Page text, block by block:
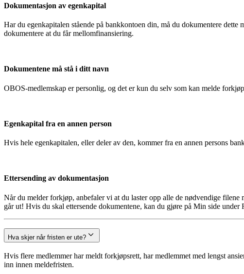
Dokumentasjon av egenkapital
Har du egenkapitalen stående på bankkontoen din, må du dokumentere
dokumentere at du får mellomfinansiering.
Dokumentene må stå i ditt navn
OBOS-medlemskap er personlig, og det er kun du selv som kan melde
Egenkapital fra en annen person
Hvis hele egenkapitalen, eller deler av den, kommer fra en annen persons
Ettersending av dokumentasjon
Når du melder forkjøp, anbefaler vi at du laster opp alle de nødvendige
går ut! Hvis du skal ettersende dokumentene, kan du gjøre på Min side
Hva skjer når fristen er ute?
Hvis flere medlemmer har meldt forkjøpsrett, har medlemmet med lengst
inn innen meldefristen.